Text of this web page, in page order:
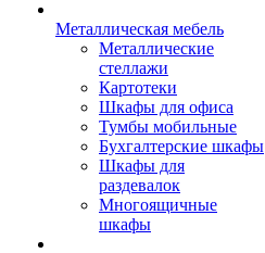
Металлическая мебель
Металлические
стеллажи
Картотеки
Шкафы для офиса
Тумбы мобильные
Бухгалтерские шкафы
Шкафы для
раздевалок
Многоящичные
шкафы